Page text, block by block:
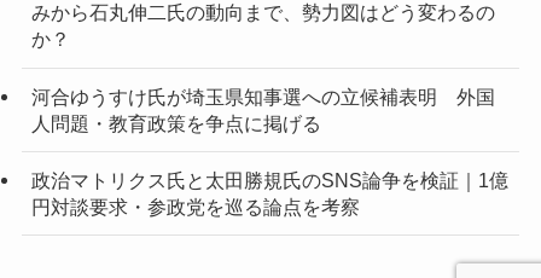
みから石丸伸二氏の動向まで、勢力図はどう変わるの
か？
河合ゆうすけ氏が埼玉県知事選への立候補表明 外国
人問題・教育政策を争点に掲げる
政治マトリクス氏と太田勝規氏のSNS論争を検証｜1億
円対談要求・参政党を巡る論点を考察